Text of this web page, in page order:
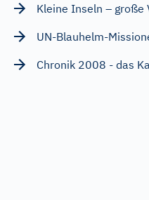
Kleine Inseln – große
UN-Blauhelm-
Chronik 2008 - das